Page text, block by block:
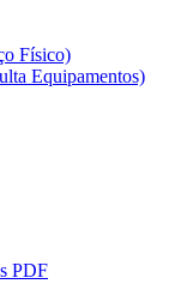
Físico)
Equipamentos)
PDF